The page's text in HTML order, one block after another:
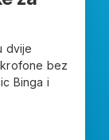
dvije
bez
Binga i